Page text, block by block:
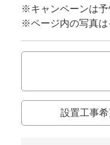
※キャンペーンは予
※ページ内の写真は
設置工事